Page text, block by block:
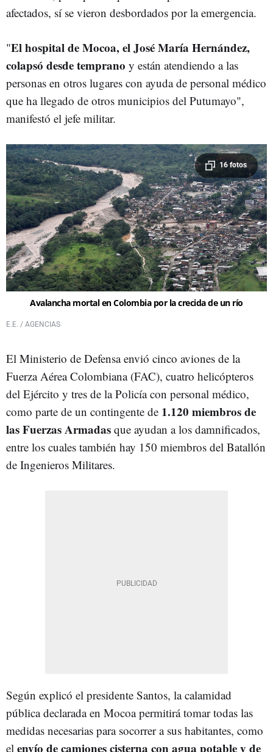
afectados, sí se vieron desbordados por la emergencia.
"El hospital de Mocoa, el José María Hernández,
colapsó desde temprano y están atendiendo a las
personas en otros lugares con ayuda de personal médico
que ha llegado de otros municipios del Putumayo",
manifestó el jefe militar.
16 fotos
Avalancha mortal en Colombia por la crecida de un río
E.E. / AGENCIAS
El Ministerio de Defensa envió cinco aviones de la
Fuerza Aérea Colombiana (FAC), cuatro helicópteros
del Ejército y tres de la Policía con personal médico,
como parte de un contingente de 1.120 miembros de
las Fuerzas Armadas que ayudan a los damnificados,
entre los cuales también hay 150 miembros del Batallón
de Ingenieros Militares.
Según explicó el presidente Santos, la calamidad
pública declarada en Mocoa permitirá tomar todas las
medidas necesarias para socorrer a sus habitantes, como
el envío de camiones cisterna con agua potable y de